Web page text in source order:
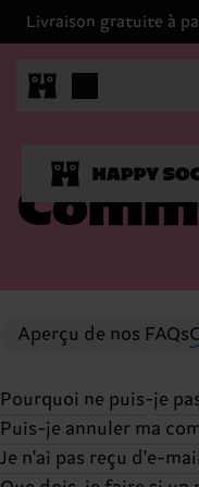
Livraison gratuite à
Aperçu de nos FAQs
Pourquoi ne puis-je
Si vous n'arrivez pas
Puis-je annuler ma
Je n'ai pas reçu d'e-